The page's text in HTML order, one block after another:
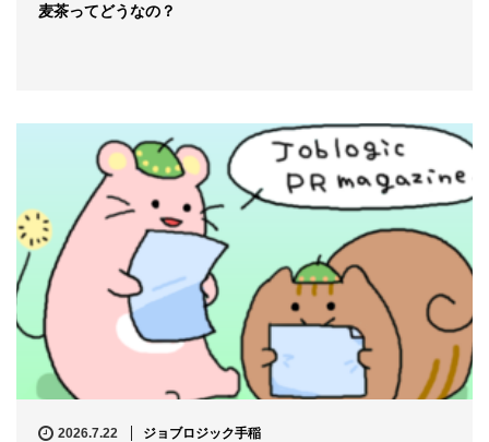
麦茶ってどうなの？
2026.7.22 ジョブロジック手稲